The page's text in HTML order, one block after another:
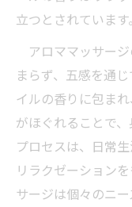
立つとされています。
アロママッサー
まらず、五感を通
イルの香りに包ま
がほぐれることで
プロセスは、日常
リラクゼーション
サージは個々のニ